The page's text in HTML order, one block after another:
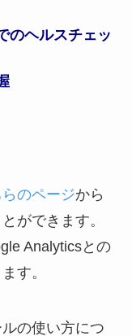
のヘルスチェッ
らのページから
ができます。
Analyticsとの
す。
の使い方につ